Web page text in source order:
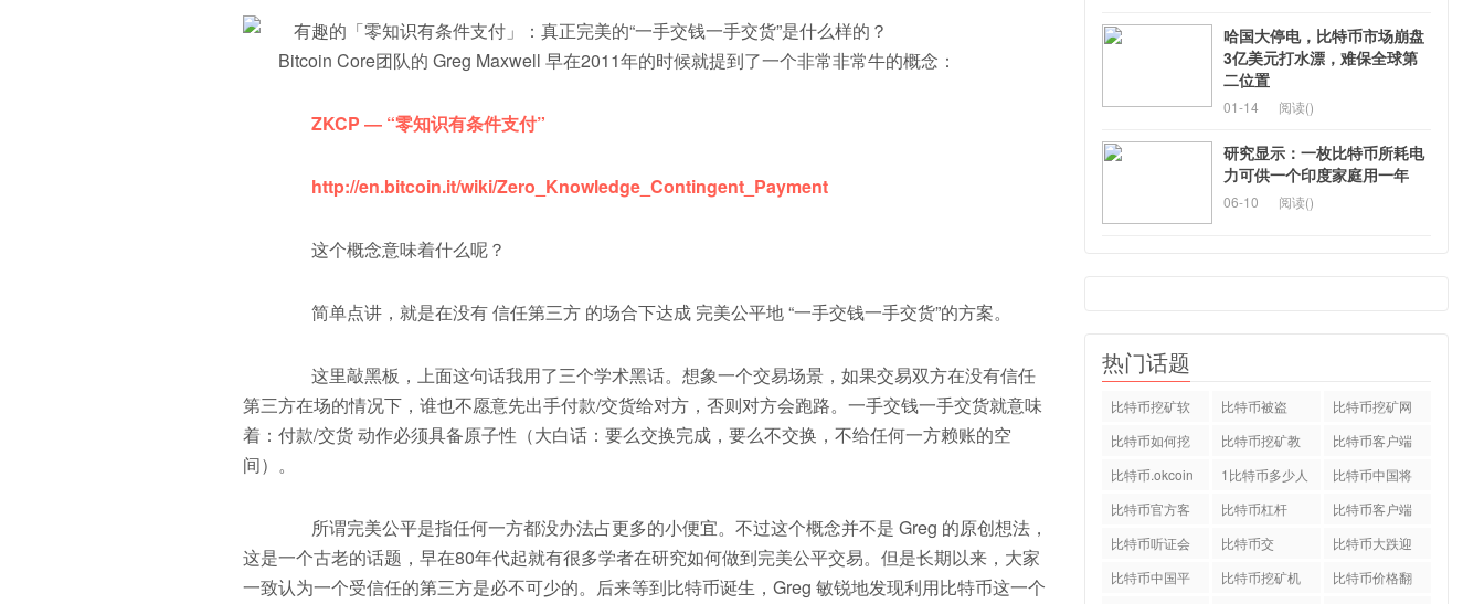
Bitcoin Core团队的 Greg Maxwell 早在2011年的时候就提到了一个非常非常牛的概念：
ZKCP ― “零知识有条件支付”
http://en.bitcoin.it/wiki/Zero_Knowledge_Contingent_Payment
这个概念意味着什么呢？
简单点讲，就是在没有 信任第三方 的场合下达成 完美公平地 “一手交钱一手交货”的方案。
这里敲黑板，上面这句话我用了三个学术黑话。想象一个交易场景，如果交易双方在没有信任
第三方在场的情况下，谁也不愿意先出手付款/交货给对方，否则对方会跑路。一手交钱一手交货就意味
着：付款/交货 动作必须具备原子性（大白话：要么交换完成，要么不交换，不给任何一方赖账的空
间）。
所谓完美公平是指任何一方都没办法占更多的小便宜。不过这个概念并不是 Greg 的原创想法，
这是一个古老的话题，早在80年代起就有很多学者在研究如何做到完美公平交易。但是长期以来，大家
一致认为一个受信任的第三方是必不可少的。后来等到比特币诞生，Greg 敏锐地发现利用比特币这一个
哈国大停电，比特币市场崩盘
3亿美元打水漂，难保全球第
二位置
01-14 阅读()
研究显示：一枚比特币所耗电
力可供一个印度家庭用一年
06-10 阅读()
热门话题
比特币挖矿软
件下载
比特币被盗
比特币挖矿网
站
比特币如何挖
矿
比特币挖矿教
程
比特币客户端
中文版
比特币.okcoin
1比特币多少人
民币
比特币中国将
关停
比特币官方客
户端
比特币杠杆
比特币客户端
下载
比特币听证会
比特币交
易.okcoin
比特币大跌迎
新年
比特币中国平
比特币挖矿机
比特币价格翻